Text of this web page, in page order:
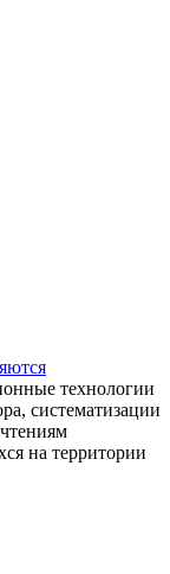
технологии
систематизации
на территории